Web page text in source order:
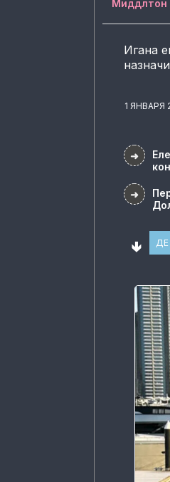
Миддлтон
Игана
1 ЯНВАРЯ
➜
➜
🢃